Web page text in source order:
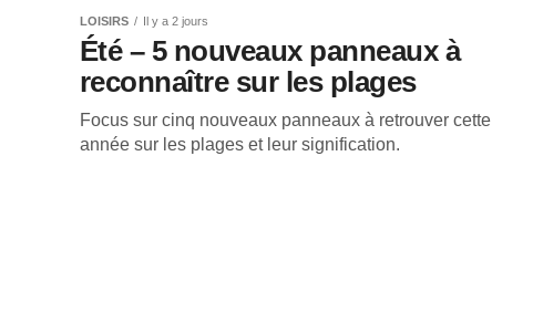
LOISIRS Il y a 2 jours
Été – 5 nouveaux panneaux à
reconnaître sur les plages
Focus sur cinq nouveaux panneaux à retrouver cette
année sur les plages et leur signification.